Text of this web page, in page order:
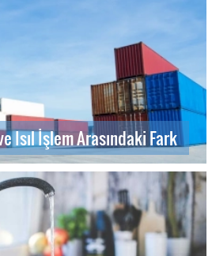
Isıl İşlem Arasındaki Fark